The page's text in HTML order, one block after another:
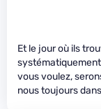
Et le jour où ils
vous voulez,
nous toujours